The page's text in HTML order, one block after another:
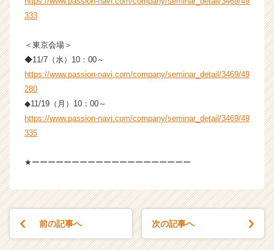
333
＜東京会場＞
◆11/7（水）10：00～
https://www.passion-navi.com/company/seminar_detail/3469/49
280
◆11/19（月）10：00～
https://www.passion-navi.com/company/seminar_detail/3469/49
335
★ーーーーーーーーーーーーーーーーーーーー
前の記事へ 次の記事へ